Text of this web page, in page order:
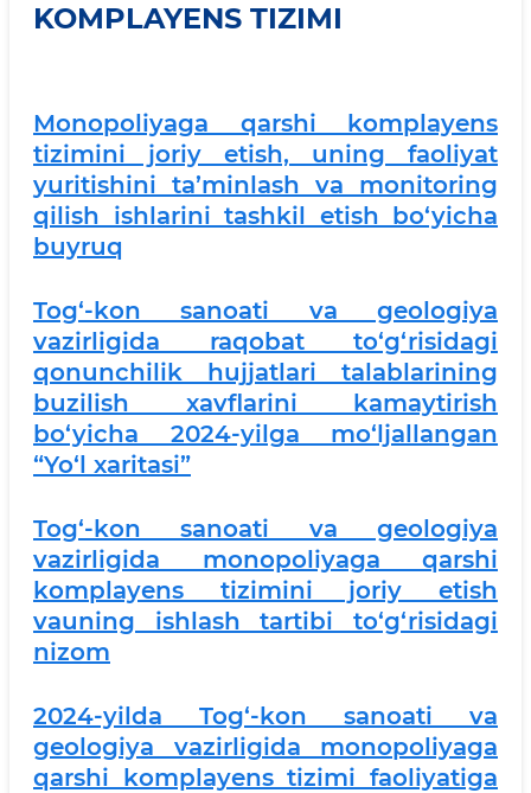
KOMPLAYENS TIZIMI
Monopoliyaga qarshi komplayens
tizimini joriy etish, uning faoliyat
yuritishini ta’minlash va monitoring
qilish ishlarini tashkil etish bo‘yicha
buyruq
Tog‘-kon sanoati va geologiya
vazirligida raqobat to‘g‘risidagi
qonunchilik hujjatlari talablarining
buzilish xavflarini kamaytirish
bo‘yicha 2024-yilga mo‘ljallangan
“Yo‘l xaritasi”
Tog‘-kon sanoati va geologiya
vazirligida monopoliyaga qarshi
komplayens tizimini joriy etish
vauning ishlash tartibi to‘g‘risidagi
nizom
2024-yilda Tog‘-kon sanoati va
geologiya vazirligida monopoliyaga
qarshi komplayens tizimi faoliyatiga